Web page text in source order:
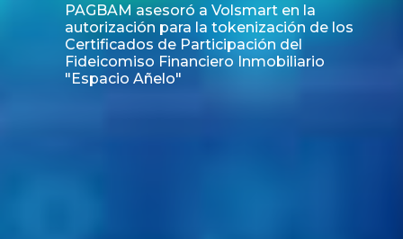
asesoró a Volsmart en la
para la tokenización de los
de Participación del
Financiero Inmobiliario
Añelo"